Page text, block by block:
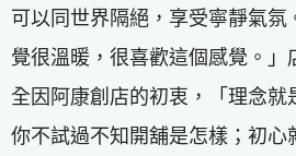
可以同世界隔絕，享受寧靜氣氛
覺很溫暖，很喜歡這個感覺。」
全因阿康創店的初衷，「理念就
你不試過不知開舖是怎樣；初心